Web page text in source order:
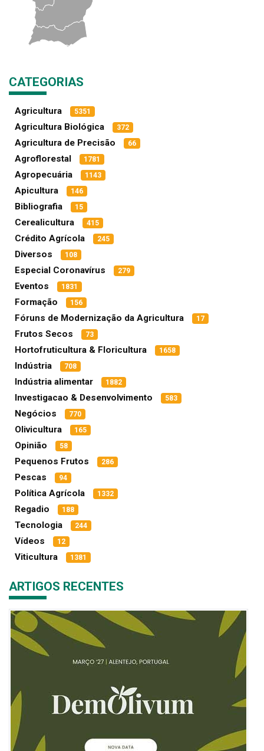
CATEGORIAS
Agricultura 5351
Agricultura Biológica 372
Agricultura de Precisão 66
Agroflorestal 1781
Agropecuária 1143
Apicultura 146
Bibliografia 15
Cerealicultura 415
Crédito Agrícola 245
Diversos 108
Especial Coronavírus 279
Eventos 1831
Formação 156
Fóruns de Modernização da Agricultura 17
Frutos Secos 73
Hortofruticultura & Floricultura 1658
Indústria 708
Indústria alimentar 1882
Investigacao & Desenvolvimento 583
Negócios 770
Olivicultura 165
Opinião 58
Pequenos Frutos 286
Pescas 94
Política Agrícola 1332
Regadio 188
Tecnologia 244
Vídeos 12
Viticultura 1381
ARTIGOS RECENTES